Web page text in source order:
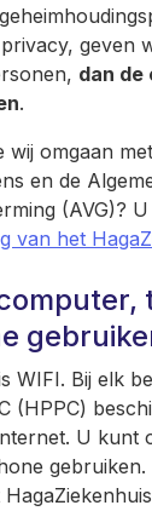
geven
dan de
.
wij omgaan
en de
(AVG)?
van het
WIFI. Bij elk
(HPPC)
U kunt